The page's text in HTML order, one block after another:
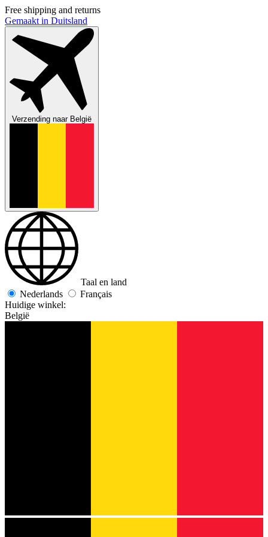
Free shipping and returns
Gemaakt in Duitsland
Verzending naarBelgië
Taal en land
Nederlands
Français
Huidige winkel:
België